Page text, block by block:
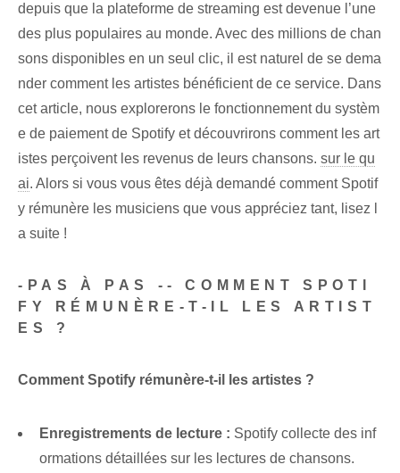
depuis que la plateforme de streaming est devenue l’une
des plus populaires au monde. Avec des millions de chan
sons disponibles en un seul clic, il est naturel de se dema
nder comment les artistes bénéficient de ce service. Dans
cet article, nous explorerons le fonctionnement du systèm
e de paiement de Spotify et découvrirons comment les art
istes perçoivent les revenus de leurs chansons. sur le qu
ai. Alors si vous vous êtes déjà demandé comment Spotif
y rémunère les musiciens que vous appréciez tant, lisez l
a suite !
-PAS À PAS -- COMMENT SPOTI
FY RÉMUNÈRE-T-IL LES ARTIST
ES ?
Comment Spotify rémunère-t-il les artistes ?
Enregistrements de lecture : Spotify collecte des inf
ormations détaillées sur les lectures de chansons.